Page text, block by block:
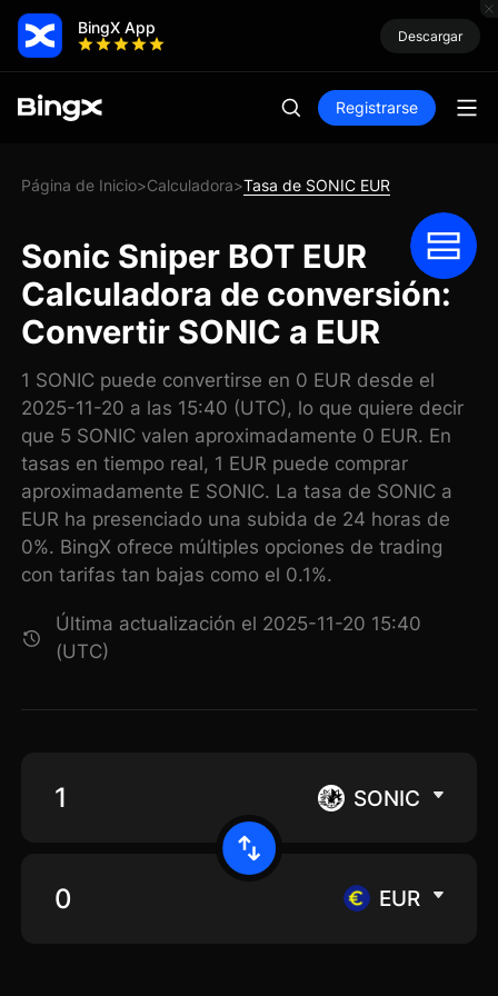
BingX App Descargar
Registrarse
Página de Inicio>Calculadora>Tasa de SONIC EUR
Sonic Sniper BOT EUR
Calculadora de conversión:
Convertir SONIC a EUR
1 SONIC puede convertirse en 0 EUR desde el
2025-11-20 a las 15:40 (UTC), lo que quiere decir
que 5 SONIC valen aproximadamente 0 EUR. En
tasas en tiempo real, 1 EUR puede comprar
aproximadamente E SONIC. La tasa de SONIC a
EUR ha presenciado una subida de 24 horas de
0%. BingX ofrece múltiples opciones de trading
con tarifas tan bajas como el 0.1%.
Última actualización el 2025-11-20 15:40
(UTC)
SONIC
EUR